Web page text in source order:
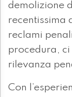
demolizione
recentissima
reclami
procedura, ci
rilevanza
Con